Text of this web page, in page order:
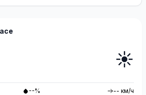
☀️
--% -- км/ч